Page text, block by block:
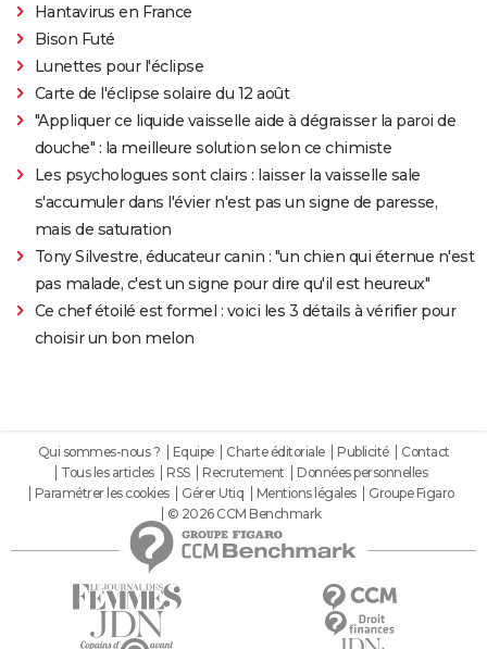
Hantavirus en France
Bison Futé
Lunettes pour l'éclipse
Carte de l'éclipse solaire du 12 août
"Appliquer ce liquide vaisselle aide à dégraisser la paroi de
douche" : la meilleure solution selon ce chimiste
Les psychologues sont clairs : laisser la vaisselle sale
s'accumuler dans l'évier n'est pas un signe de paresse,
mais de saturation
Tony Silvestre, éducateur canin : "un chien qui éternue n'est
pas malade, c'est un signe pour dire qu'il est heureux"
Ce chef étoilé est formel : voici les 3 détails à vérifier pour
choisir un bon melon
Qui sommes-nous ? Equipe Charte éditoriale Publicité
Contact
Tous les articles
RSS Recrutement
Données personnelles
Paramétrer les cookies
Gérer Utiq Mentions légales
Groupe Figaro
© 2026 CCM Benchmark